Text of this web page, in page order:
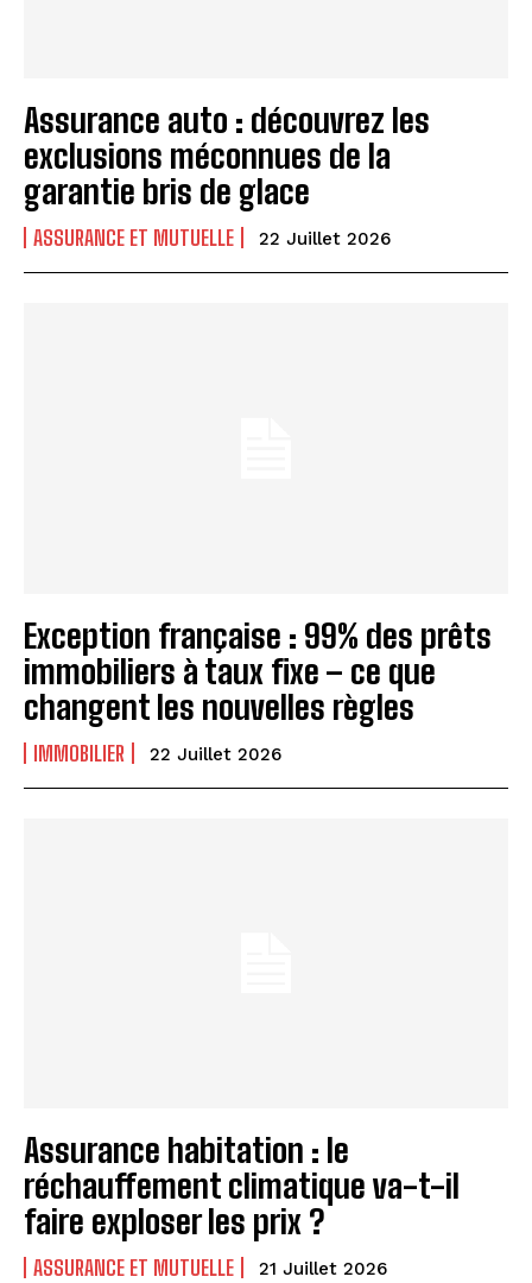
Assurance auto : découvrez les
exclusions méconnues de la
garantie bris de glace
ASSURANCE ET MUTUELLE 22 Juillet 2026
Exception française : 99% des prêts
immobiliers à taux fixe – ce que
changent les nouvelles règles
IMMOBILIER 22 Juillet 2026
Assurance habitation : le
réchauffement climatique va-t-il
faire exploser les prix ?
ASSURANCE ET MUTUELLE 21 Juillet 2026